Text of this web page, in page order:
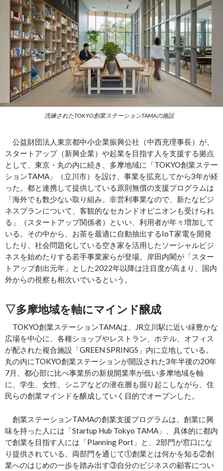
洗練されたTOKYO創業ステーションTAMAの施設
公益財団法人東京都中小企業振興公社（中西充理事長）が、
スタートアップ（新興企業）や起業を目指す人を支援する拠点
として、東京・丸の内に続き、多摩地域に「TOKYO創業ステー
ションTAMA」（立川市）を設け、事業を拡充してから3年が経
った。都と連携して提供している原則無償の支援プログラムは
「海外でも数少ない取り組み。非営利事業なので、新たなビジ
ネスプランについて、客観的なセカンドオピニオンも受けられ
る」（スタートアップ関係者）といい、利用者が年々増加して
いる。その中から、お茶を最適に自動抽出するIoT家電を開発
したり、社会問題化している空き家を活用したソーシャルビジ
ネスを始めたりする若手事業家らが登場。岸田内閣が「スター
トアップ創出元年」とした2022年以降は注目度が高まり、国内
外からの視察も相次いでいるという。
▽多摩地域を軸にマインド醸成
TOKYO創業ステーションTAMAは、JR立川駅に近い緑豊かな
広場を中心に、各種ショップやレストラン、ホテル、オフィス
が配された複合施設「GREEN SPRINGS」内に立地している。
丸の内にTOKYO創業ステーションが開設された3年半後の20年
7月、都心部に比べ事業所の新規開業率が低い多摩地域を軸
に、学生、女性、シニアなどの潜在層も掘り起こしながら、住
民らの創業マインドを醸成していく目的でオープンした。
創業ステーションTAMAの創業支援プログラムは、創業に興
味を持った人には「Startup Hub Tokyo TAMA」、具体的に都内
で創業を目指す人には「Planning Port」と、2部門が窓口にな
り提供されている。両部門を通じて①創業とは何かを知る②創
業へのはじめの一歩を踏み出す③自分のビジネスの顧客につい